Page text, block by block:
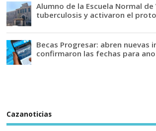
Alumno de la Escuela Normal
tuberculosis y activaron el
Becas Progresar: abren nuevas
confirmaron las fechas para
Cazanoticias